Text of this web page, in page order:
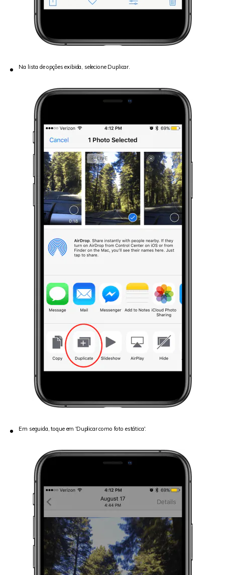
Na lista de opções exibida, selecione Duplicar.
Em seguida, toque em 'Duplicar como foto estática'.